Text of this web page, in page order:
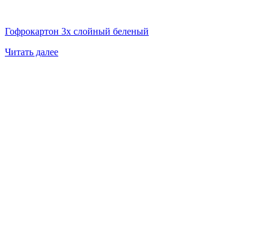
Гофрокартон 3х слойный беленый
Читать далее